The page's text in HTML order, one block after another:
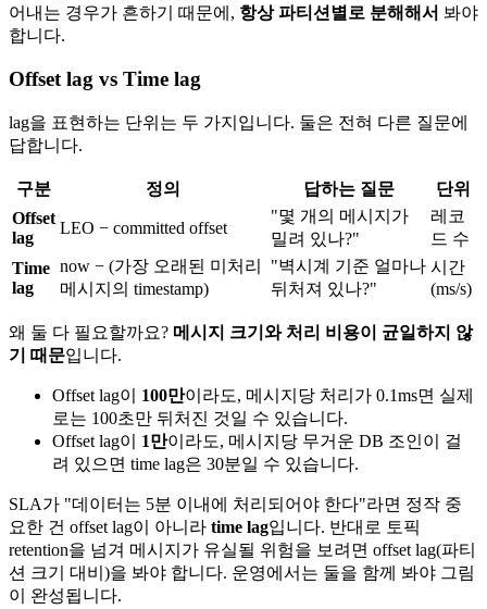
어내는 경우가 흔하기 때문에, 항상 파티션별로 분해해서 봐야
합니다.
Offset lag vs Time lag
lag을 표현하는 단위는 두 가지입니다. 둘은 전혀 다른 질문에
답합니다.
구분 정의 답하는 질문
단위
Offset
lag
LEO − committed offset
"몇 개의 메시지가
밀려 있나?"
레코
드 수
Time
lag
now − (가장 오래된 미처리
메시지의 timestamp)
"벽시계 기준 얼마나
뒤처져 있나?"
시간
(ms/s)
왜 둘 다 필요할까요? 메시지 크기와 처리 비용이 균일하지 않
기 때문입니다.
Offset lag이 100만이라도, 메시지당 처리가 0.1ms면 실제
로는 100초만 뒤처진 것일 수 있습니다.
Offset lag이 1만이라도, 메시지당 무거운 DB 조인이 걸
려 있으면 time lag은 30분일 수 있습니다.
SLA가 "데이터는 5분 이내에 처리되어야 한다"라면 정작 중
요한 건 offset lag이 아니라 time lag입니다. 반대로 토픽
retention을 넘겨 메시지가 유실될 위험을 보려면 offset lag(파티
션 크기 대비)을 봐야 합니다. 운영에서는 둘을 함께 봐야 그림
이 완성됩니다.